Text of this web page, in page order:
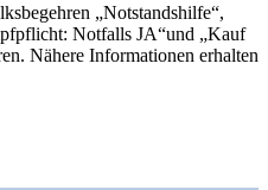
„Notstandshilfe“,
Notfalls JA“und „Kauf
Nähere Informationen erhalten